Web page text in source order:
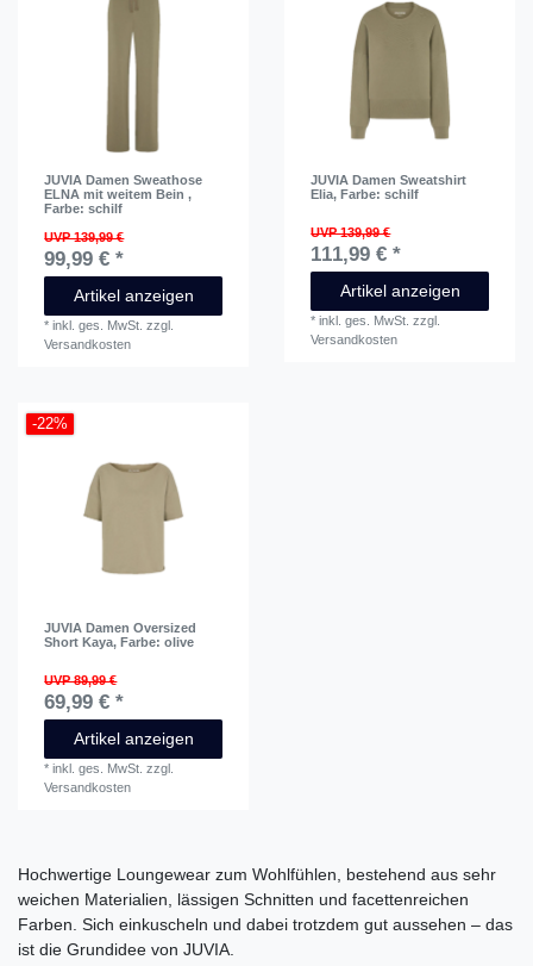
JUVIA Damen Sweathose
ELNA mit weitem Bein,
Farbe: schilf
UVP 139,99 €
99,99 € *
Artikel anzeigen
*inkl. ges. MwSt. zzgl.
Versandkosten
JUVIA Damen Sweatshirt
Elia, Farbe: schilf
UVP 139,99 €
111,99 € *
Artikel anzeigen
*inkl. ges. MwSt. zzgl.
Versandkosten
-22%
JUVIA Damen Oversized
Short Kaya, Farbe: olive
UVP 89,99 €
69,99 € *
Artikel anzeigen
*inkl. ges. MwSt. zzgl.
Versandkosten
Hochwertige Loungewear zum Wohlfühlen, bestehend aus sehr
weichen Materialien, lässigen Schnitten und facettenreichen
Farben. Sich einkuscheln und dabei trotzdem gut aussehen – das
ist die Grundidee von JUVIA.